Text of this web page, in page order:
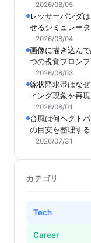
2026/08/05
レッサーパンダ
せるシミュレー
2026/08/04
画像に描き込ん
つの視覚プロンプ
2026/08/03
線状降水帯はな
ィング現象を再
2026/08/01
台風は何ヘクト
の目安を整理する
2026/07/31
カテゴリ
Tech
Career